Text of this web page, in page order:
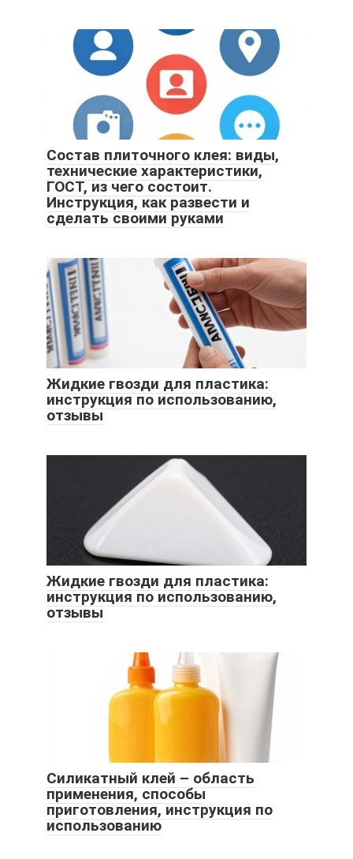
Состав плиточного клея: виды,
технические характеристики,
ГОСТ, из чего состоит.
Инструкция, как развести и
сделать своими руками
Жидкие гвозди для пластика:
инструкция по использованию,
отзывы
Жидкие гвозди для пластика:
инструкция по использованию,
отзывы
Силикатный клей – область
применения, способы
приготовления, инструкция по
использованию